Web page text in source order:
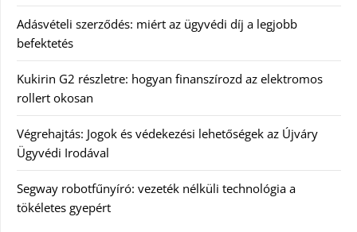
Adásvételi szerződés: miért az ügyvédi díj a legjobb
befektetés
Kukirin G2 részletre: hogyan finanszírozd az elektromos
rollert okosan
Végrehajtás: Jogok és védekezési lehetőségek az Újváry
Ügyvédi Irodával
Segway robotfűnyíró: vezeték nélküli technológia a
tökéletes gyepért